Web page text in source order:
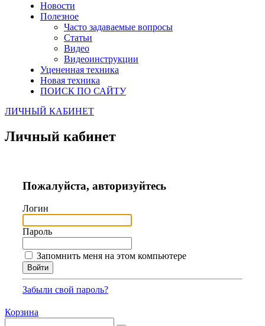
Новости
Полезное
Часто задаваемые вопросы
Статьи
Видео
Видеоинструкции
Уцененная техника
Новая техника
ПОИСК ПО САЙТУ
ЛИЧНЫЙ КАБИНЕТ
Личный кабинет
Пожалуйста, авторизуйтесь
Логин
Пароль
Запомнить меня на этом компьютере
Забыли свой пароль?
Корзина